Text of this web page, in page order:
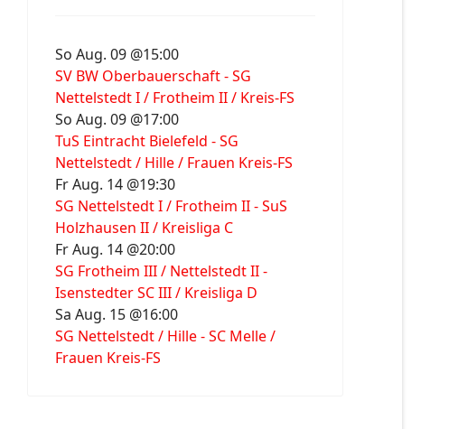
So Aug. 09 @15:00
SV BW Oberbauerschaft - SG
Nettelstedt I / Frotheim II / Kreis-FS
So Aug. 09 @17:00
TuS Eintracht Bielefeld - SG
Nettelstedt / Hille / Frauen Kreis-FS
Fr Aug. 14 @19:30
SG Nettelstedt I / Frotheim II - SuS
Holzhausen II / Kreisliga C
Fr Aug. 14 @20:00
SG Frotheim III / Nettelstedt II -
Isenstedter SC III / Kreisliga D
Sa Aug. 15 @16:00
SG Nettelstedt / Hille - SC Melle /
Frauen Kreis-FS